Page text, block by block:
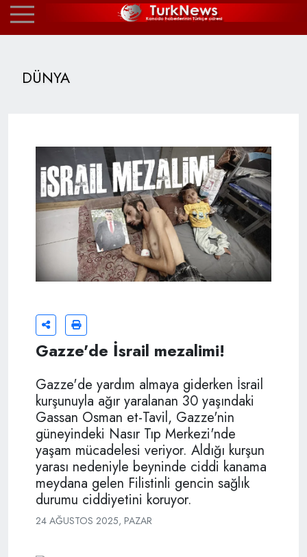
DÜNYA
Gazze'de İsrail mezalimi!
Gazze'de yardım almaya giderken İsrail
kurşunuyla ağır yaralanan 30 yaşındaki
Gassan Osman et-Tavil, Gazze'nin
güneyindeki Nasır Tıp Merkezi'nde
yaşam mücadelesi veriyor. Aldığı kurşun
yarası nedeniyle beyninde ciddi kanama
meydana gelen Filistinli gencin sağlık
durumu ciddiyetini koruyor.
24 AĞUSTOS 2025, PAZAR